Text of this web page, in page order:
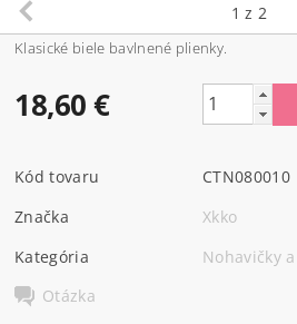
1 z 2
Klasické biele bavlnené plienky.
18,60 €
Kód tovaru
CTN080010
Značka
Xkko
Kategória
Nohavičky
Otázka